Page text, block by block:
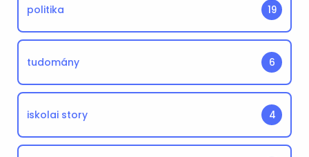
politika 19
tudomány 6
iskolai story 4